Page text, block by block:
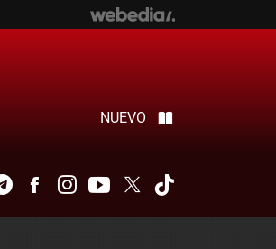
NUEVO
TelegramFacebookInstagramYoutubeTwitter